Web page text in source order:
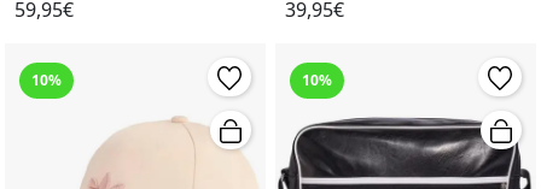
59,95€ 39,95€
10% 10%